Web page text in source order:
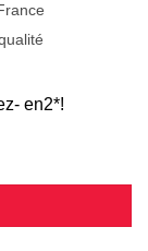
en2*!
Samsung